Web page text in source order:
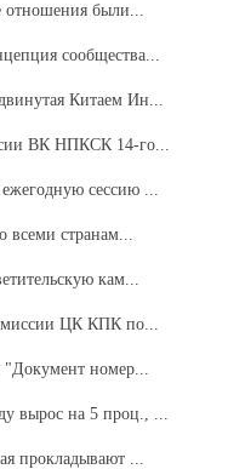
отношения были...
сообщества...
Китаем Ин...
ВК НПКСК 14-го...
сессию ...
всеми странам...
кам...
ЦК КПК по...
"Документ номер...
вырос на 5 проц., ...
прокладывают ...